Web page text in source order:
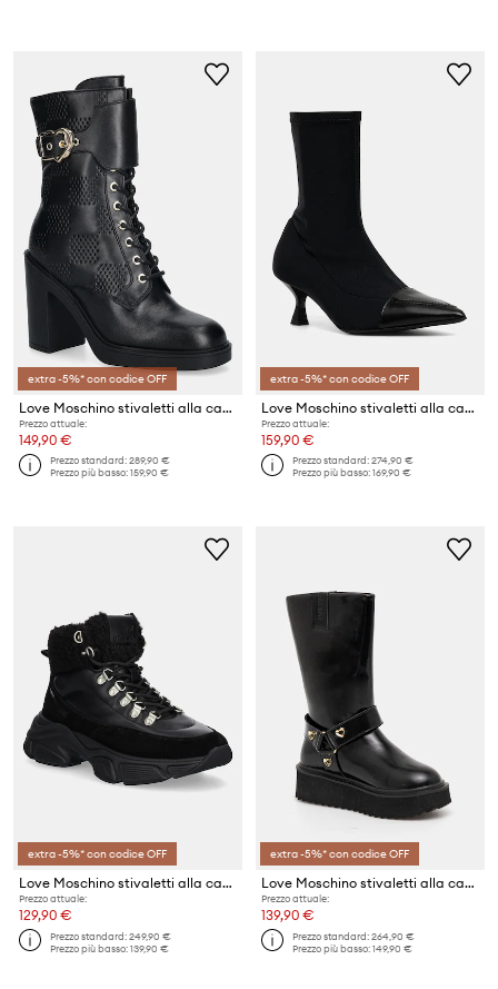
extra -5%* con codice OFF
Love Moschino stivaletti alla caviglia in pelle
Prezzo attuale:
149,90 €
Prezzo standard:289,90 €
Prezzo più basso:159,90 €
extra -5%* con codice OFF
Love Moschino stivaletti alla caviglia
Prezzo attuale:
159,90 €
Prezzo standard:274,90 €
Prezzo più basso:169,90 €
extra -5%* con codice OFF
Love Moschino stivaletti alla caviglia
Prezzo attuale:
129,90 €
Prezzo standard:249,90 €
Prezzo più basso:139,90 €
extra -5%* con codice OFF
Love Moschino stivaletti alla caviglia in pelle
Prezzo attuale:
139,90 €
Prezzo standard:264,90 €
Prezzo più basso:149,90 €